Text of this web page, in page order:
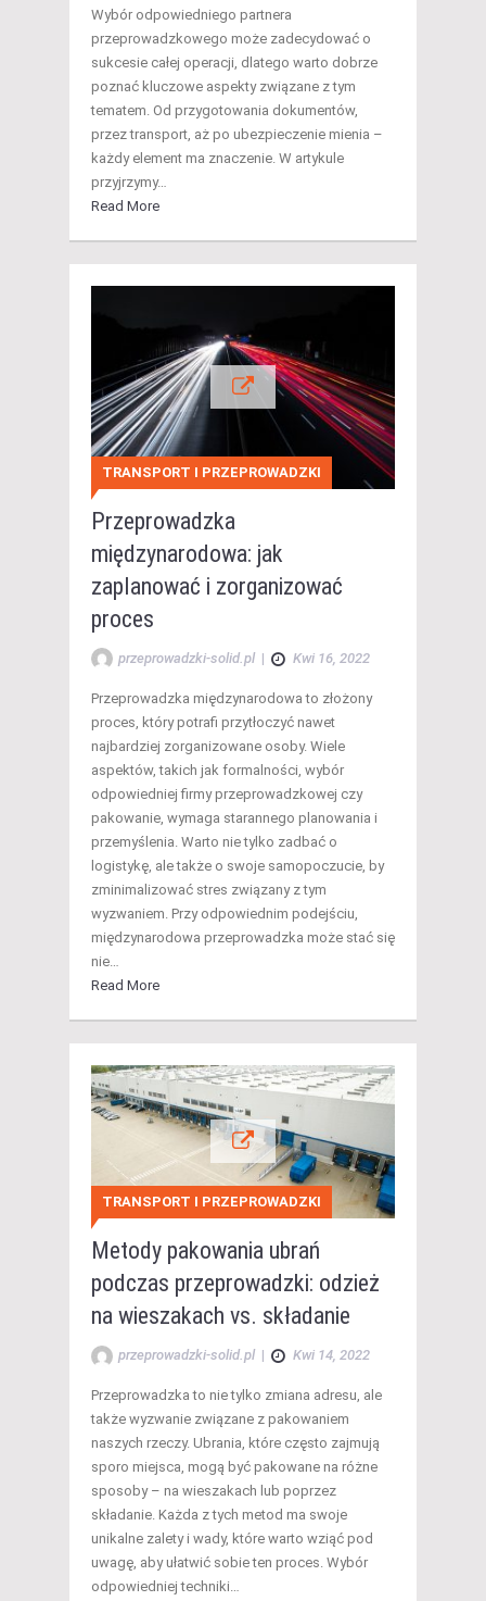
Wybór odpowiedniego partnera
przeprowadzkowego może zadecydować o
sukcesie całej operacji, dlatego warto dobrze
poznać kluczowe aspekty związane z tym
tematem. Od przygotowania dokumentów,
przez transport, aż po ubezpieczenie mienia –
każdy element ma znaczenie. W artykule
przyjrzymy…
Read More
TRANSPORT I PRZEPROWADZKI
Przeprowadzka
międzynarodowa: jak
zaplanować i zorganizować
proces
przeprowadzki-solid.pl | Kwi 16, 2022
Przeprowadzka międzynarodowa to złożony
proces, który potrafi przytłoczyć nawet
najbardziej zorganizowane osoby. Wiele
aspektów, takich jak formalności, wybór
odpowiedniej firmy przeprowadzkowej czy
pakowanie, wymaga starannego planowania i
przemyślenia. Warto nie tylko zadbać o
logistykę, ale także o swoje samopoczucie, by
zminimalizować stres związany z tym
wyzwaniem. Przy odpowiednim podejściu,
międzynarodowa przeprowadzka może stać się
nie…
Read More
TRANSPORT I PRZEPROWADZKI
Metody pakowania ubrań
podczas przeprowadzki: odzież
na wieszakach vs. składanie
przeprowadzki-solid.pl | Kwi 14, 2022
Przeprowadzka to nie tylko zmiana adresu, ale
także wyzwanie związane z pakowaniem
naszych rzeczy. Ubrania, które często zajmują
sporo miejsca, mogą być pakowane na różne
sposoby – na wieszakach lub poprzez
składanie. Każda z tych metod ma swoje
unikalne zalety i wady, które warto wziąć pod
uwagę, aby ułatwić sobie ten proces. Wybór
odpowiedniej techniki…